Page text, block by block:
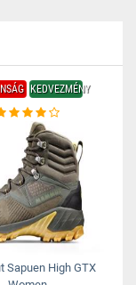
KEDVEZMÉNY
Sapuen High GTX